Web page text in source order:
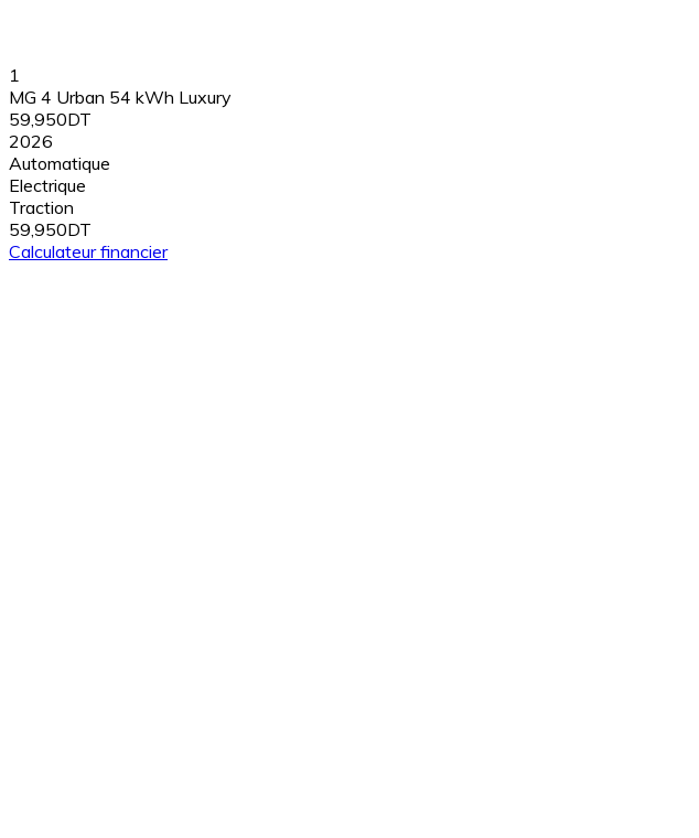
1
MG 4 Urban 54 kWh Luxury
59,950DT
2026
Automatique
Electrique
Traction
59,950DT
Calculateur financier